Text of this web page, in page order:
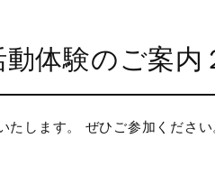
体験のご案内
します。 ぜひご参加ください